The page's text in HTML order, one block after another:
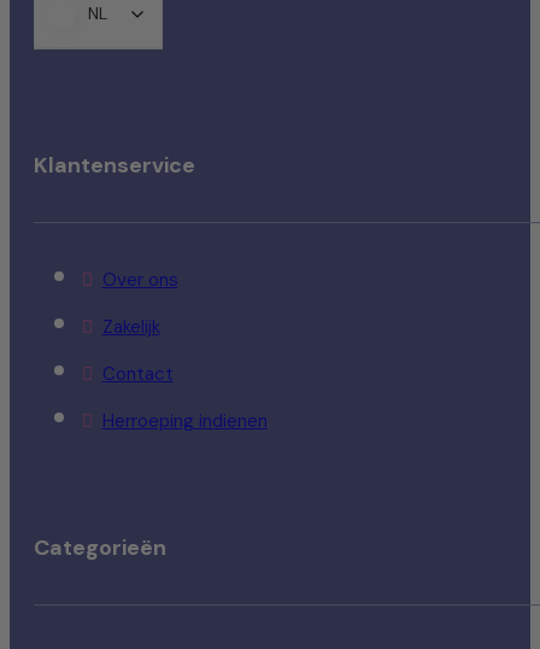
NL
Klantenservice
Over ons
Zakelijk
Contact
Herroeping indienen
Categorieën